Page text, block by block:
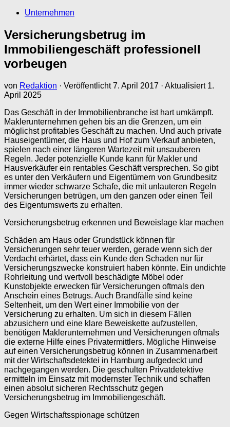
Unternehmen
Versicherungsbetrug im
Immobiliengeschäft professionell
vorbeugen
von Redaktion · Veröffentlicht7. April 2017 · Aktualisiert 1.
April 2025
Das Geschäft in der Immobilienbranche ist hart umkämpft.
Maklerunternehmen gehen bis an die Grenzen, um ein
möglichst profitables Geschäft zu machen. Und auch private
Hauseigentümer, die Haus und Hof zum Verkauf anbieten,
spielen nach einer längeren Wartezeit mit unsauberen
Regeln. Jeder potenzielle Kunde kann für Makler und
Hausverkäufer ein rentables Geschäft versprechen. So gibt
es unter den Verkäufern und Eigentümern von Grundbesitz
immer wieder schwarze Schafe, die mit unlauteren Regeln
Versicherungen betrügen, um den ganzen oder einen Teil
des Eigentumswerts zu erhalten.
Versicherungsbetrug erkennen und Beweislage klar machen
Schäden am Haus oder Grundstück können für
Versicherungen sehr teuer werden, gerade wenn sich der
Verdacht erhärtet, dass ein Kunde den Schaden nur für
Versicherungszwecke konstruiert haben könnte. Ein undichte
Rohrleitung und wertvoll beschädigte Möbel oder
Kunstobjekte erwecken für Versicherungen oftmals den
Anschein eines Betrugs. Auch Brandfälle sind keine
Seltenheit, um den Wert einer Immobilie von der
Versicherung zu erhalten. Um sich in diesem Fällen
abzusichern und eine klare Beweiskette aufzustellen,
benötigen Maklerunternehmen und Versicherungen oftmals
die externe Hilfe eines Privatermittlers. Mögliche Hinweise
auf einen Versicherungsbetrug können in Zusammenarbeit
mit der Wirtschaftsdetektei in Hamburg aufgedeckt und
nachgegangen werden. Die geschulten Privatdetektive
ermitteln im Einsatz mit modernster Technik und schaffen
einen absolut sicheren Rechtsschutz gegen
Versicherungsbetrug im Immobiliengeschäft.
Gegen Wirtschaftsspionage schützen